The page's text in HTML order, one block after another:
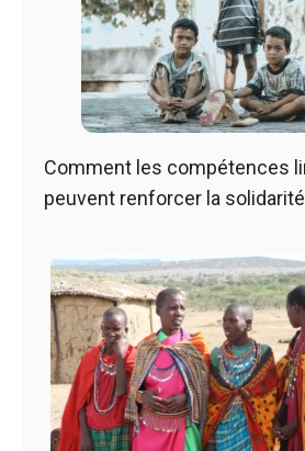
Comment les compétences
peuvent renforcer la